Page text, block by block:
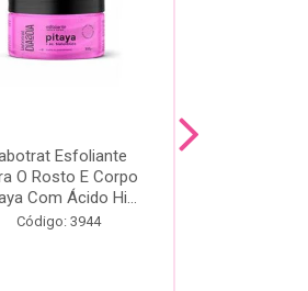
Esfoliante
O Rosto E Corpo
Com Ácido Hi...
Código: 3944